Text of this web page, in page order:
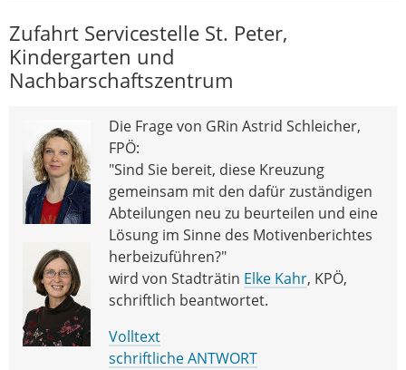
Zufahrt Servicestelle St. Peter,
Kindergarten und
Nachbarschaftszentrum
Die Frage von GRin Astrid Schleicher,
FPÖ:
"Sind Sie bereit, diese Kreuzung
gemeinsam mit den dafür zuständigen
Abteilungen neu zu beurteilen und eine
Lösung im Sinne des Motivenberichtes
herbeizuführen?"
wird von Stadträtin Elke Kahr, KPÖ,
schriftlich beantwortet.
Volltext
schriftliche ANTWORT